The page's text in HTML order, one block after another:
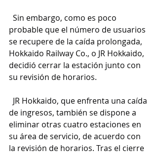
Sin embargo, como es poco
probable que el número de usuarios
se recupere de la caída prolongada,
Hokkaido Railway Co., o JR Hokkaido,
decidió cerrar la estación junto con
su revisión de horarios.
JR Hokkaido, que enfrenta una caída
de ingresos, también se dispone a
eliminar otras cuatro estaciones en
su área de servicio, de acuerdo con
la revisión de horarios. Tras el cierre